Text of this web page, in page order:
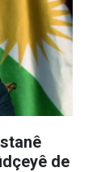
de